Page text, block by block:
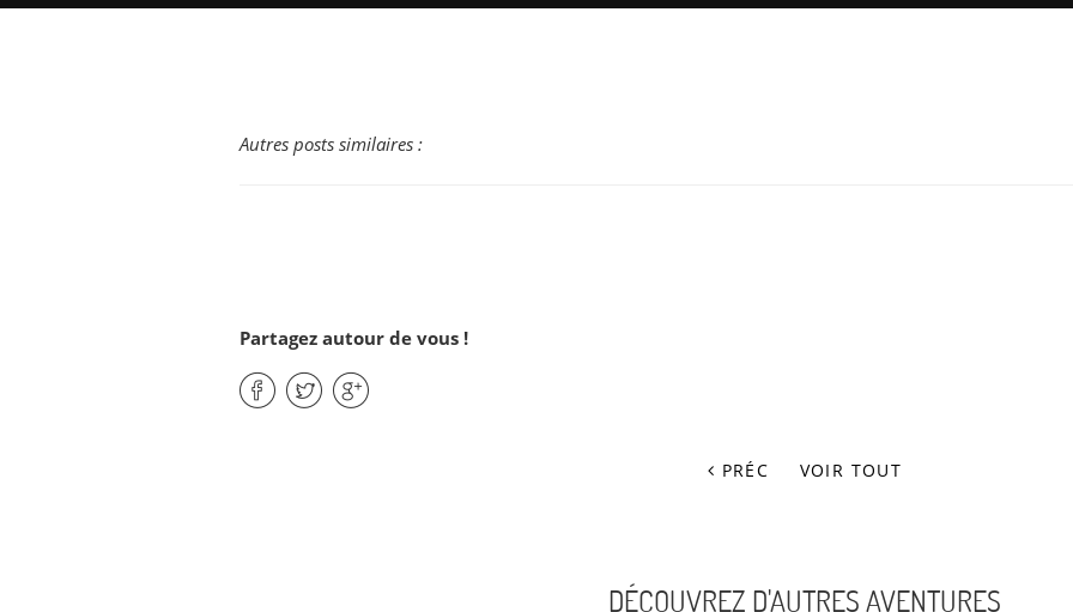
Autres posts similaires :
Partagez autour de vous !
PRÉC VOIR TOUT
DÉCOUVREZ D'AUTRES AVENTURES